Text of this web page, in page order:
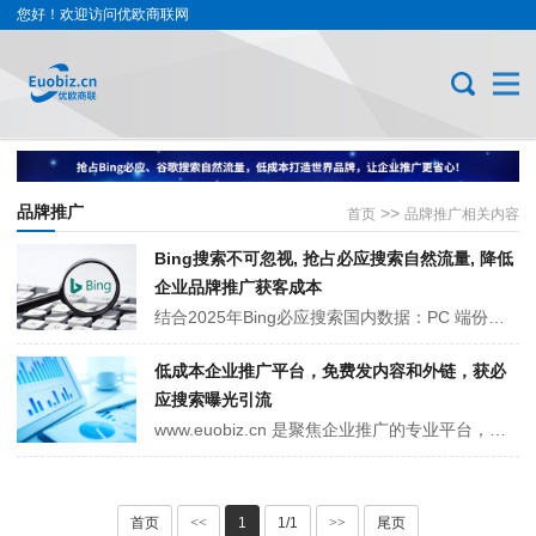
您好！欢迎访问优欧商联网
首页 >> 品牌推广相关内容
品牌推广
Bing搜索不可忽视, 抢占必应搜索自然流量, 降低
企业品牌推广获客成本
结合2025年Bing必应搜索国内数据：PC 端份额 51%、移动端 25.49%，多为企业用户。依托内容推广平台 euobiz.cn，借精准内容营销、优化适配等策略，企业可高效获取必应搜索自然流量，降低推广获客成本、提升品牌影响力，还能与百度搜索形成流量互补，助力科技、制造、B2B 贸易等企业抢占商业机会。
低成本企业推广平台，免费发内容和外链，获必
应搜索曝光引流
www.euobiz.cn 是聚焦企业推广的专业平台，以 “低成本、易曝光” 为核心，支持企业免费发布产品和业务内容，还能添加官网等免费外链引流。其优势在于内容可快速被 Bing 必应等搜索引擎收录排名，助力企业触达精准客户。无论是初创、中小微还是传统企业，都能借此降本增效，提升企业品牌知名度与业务影···
首页 << 1 1/1 >> 尾页